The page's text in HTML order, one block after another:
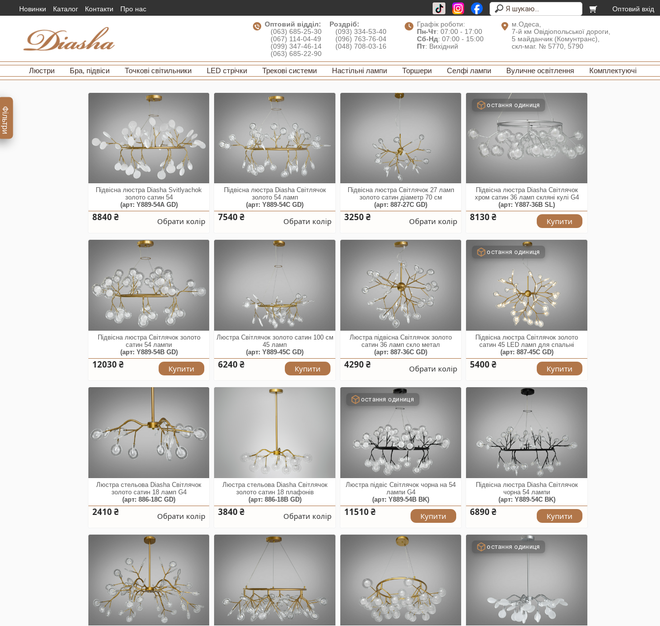
Новинки Каталог Контакти Про нас
Оптовий вхід
Оптовий відділ:
(063) 685-25-30
(067) 114-04-49
(099) 347-46-14
(063) 685-22-90
Роздріб:
(093) 334-53-40
(096) 763-76-04
(048) 708-03-16
Графік роботи:
Пн-Чт: 07:00 - 17:00
Сб-Нд: 07:00 - 15:00
Пт: Вихідний
м.Одеса,
7-й км Овідіопольської дороги,
5 майданчик (Комунтранс),
скл-маг. № 5770, 5790
Люстри Бра, підвіси Точкові світильники LED стрічки Трекові системи Настільні лампи Торшери Селфі лампи Вуличне освітлення Комплектуючі
Фільтри
Підвісна люстра Diasha Svitlyachok
золото сатин 54
(арт: Y889-54A GD)
8840 ₴ Обрати колір
Підвісна люстра Diasha Світлячок
золото 54 ламп
(арт: Y889-54C GD)
7540 ₴ Обрати колір
Підвісна люстра Світлячок 27 ламп
золото сатин діаметр 70 см
(арт: 887-27C GD)
3250 ₴ Обрати колір
остання одиниця
Підвісна люстра Diasha Світлячок
хром сатин 36 ламп скляні кулі G4
(арт: Y887-36B SL)
8130 ₴ Купити
Підвісна люстра Світлячок золото
сатин 54 лампи
(арт: Y889-54B GD)
12030 ₴ Купити
Люстра Світлячок золото сатин 100 см
45 ламп
(арт: Y889-45C GD)
6240 ₴ Купити
Люстра підвісна Світлячок золото
сатин 36 ламп скло метал
(арт: 887-36C GD)
4290 ₴ Обрати колір
остання одиниця
Підвісна люстра Світлячок золото
сатин 45 LED ламп для спальні
(арт: 887-45C GD)
5400 ₴ Купити
Люстра стельова Diasha Світлячок
золото сатин 18 ламп G4
(арт: 886-18C GD)
2410 ₴ Обрати колір
Люстра стельова Diasha Світлячок
золото сатин 18 плафонів
(арт: 886-18B GD)
3840 ₴ Обрати колір
остання одиниця
Люстра підвіс Світлячок чорна на 54
лампи G4
(арт: Y889-54B BK)
11510 ₴ Купити
Підвісна люстра Diasha Світлячок
чорна 54 лампи
(арт: Y889-54C BK)
6890 ₴ Купити
остання одиниця